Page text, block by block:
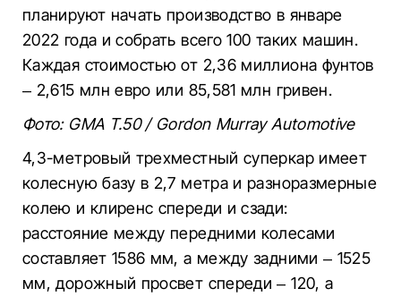
планируют начать производство в январе
2022 года и собрать всего 100 таких машин.
Каждая стоимостью от 2,36 миллиона фунтов
– 2,615 млн евро или 85,581 млн гривен.
Фото: GMA T.50 / Gordon Murray Automotive
4,3-метровый трехместный суперкар имеет
колесную базу в 2,7 метра и разноразмерные
колею и клиренс спереди и сзади:
расстояние между передними колесами
составляет 1586 мм, а между задними – 1525
мм, дорожный просвет спереди – 120, а